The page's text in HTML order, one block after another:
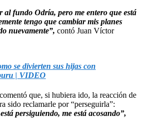
al fundo Odría, pero me entero que está
tengo que cambiar mis planes
nuevamente”, contó Juan Víctor
se divierten sus hijas con
| VIDEO
que, si hubiera ido, la reacción de
sido reclamarle por “perseguirla”:
persiguiendo, me está acosando”,